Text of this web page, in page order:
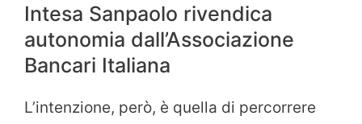
Intesa Sanpaolo rivendica
autonomia dall’Associazione
Bancari Italiana
L’intenzione, però, è quella di percorrere